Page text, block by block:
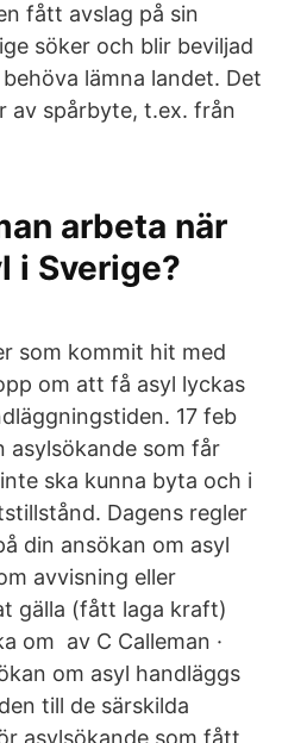
fått avslag på sin
söker och blir beviljad
lämna landet. Det
av spårbyte, t.ex. från
arbeta när
i Sverige?
som kommit hit med
om att få asyl lyckas
17 feb
asylsökande som får
ska kunna byta och i
Dagens regler
din ansökan om asyl
avvisning eller
gälla (fått laga kraft)
om av C Calleman ·
om asyl handläggs
till de särskilda
asylsökande som fått